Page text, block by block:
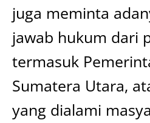
juga meminta
jawab hukum dari
termasuk
Sumatera Utara,
yang dialami